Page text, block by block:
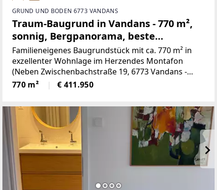
GRUND UND BODEN 6773 VANDANS
Traum-Baugrund in Vandans - 770 m²,
sonnig, Bergpanorama, beste
Infrastruktur! (Provisionsfrei)
Familieneigenes Baugrundstück mit ca. 770 m² in
exzellenter Wohnlage im Herzendes Montafon
(Neben Zwischenbachstraße 19, 6773 Vandans -
Grundstücksnummer129/2)Das Grundstück liegt in
Zone 5 - Wohngebiet und bietet
770 m² € 411.950